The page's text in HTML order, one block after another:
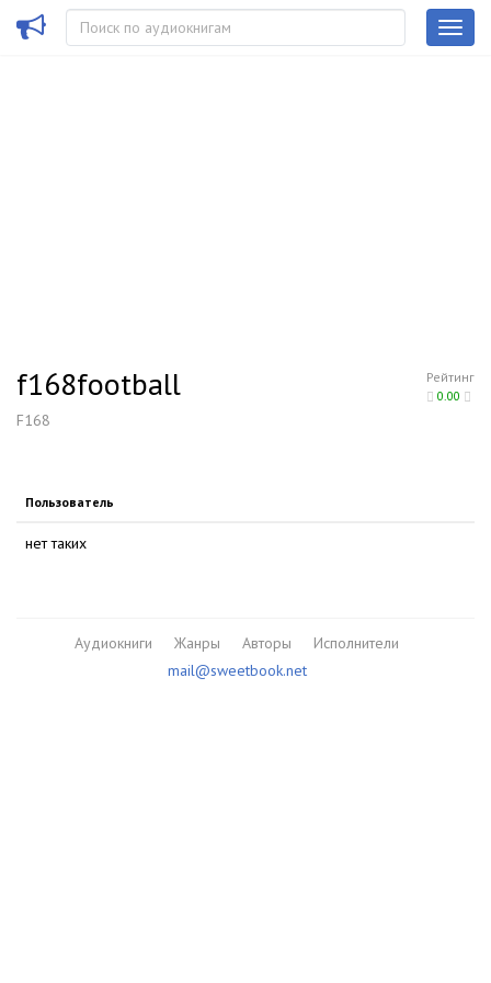
Рейтинг
0.00
f168football
F168
Пользователь
нет таких
Аудиокниги Жанры Авторы
Исполнители
mail@sweetbook.net